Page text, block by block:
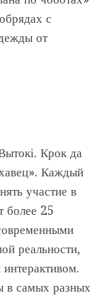
с
от
Крок да
Каждый
участие в
более 25
реальности,
в самых разных